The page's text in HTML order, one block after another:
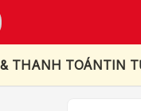
THANH TOÁNTIN